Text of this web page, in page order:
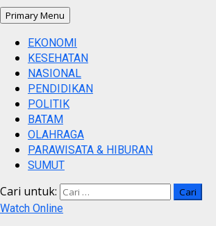
Primary Menu
EKONOMI
KESEHATAN
NASIONAL
PENDIDIKAN
POLITIK
BATAM
OLAHRAGA
PARAWISATA & HIBURAN
SUMUT
Cari untuk:
Watch Online